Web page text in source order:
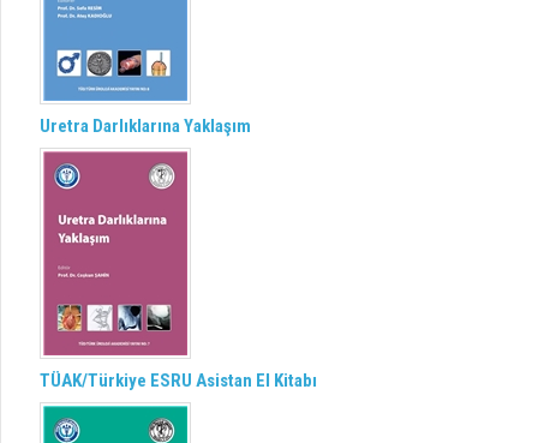
Uretra Darlıklarına Yaklaşım
TÜAK/Türkiye ESRU Asistan El Kitabı